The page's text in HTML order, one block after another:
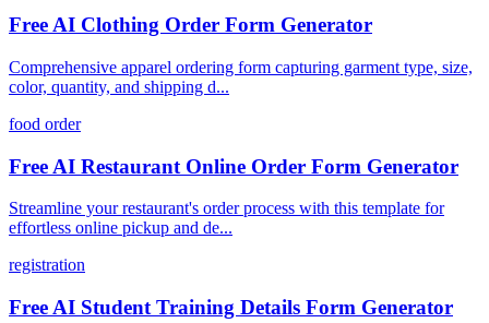
Free AI Clothing Order Form Generator
Comprehensive apparel ordering form capturing garment type, size,
color, quantity, and shipping d...
food order
Free AI Restaurant Online Order Form Generator
Streamline your restaurant's order process with this template for
effortless online pickup and de...
registration
Free AI Student Training Details Form Generator